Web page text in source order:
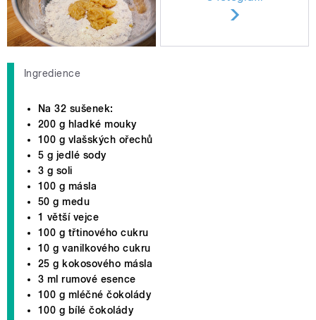
Ingredience
Na 32 sušenek:
200 g hladké mouky
100 g vlašských ořechů
5 g jedlé sody
3 g soli
100 g másla
50 g medu
1 větší vejce
100 g třtinového cukru
10 g vanilkového cukru
25 g kokosového másla
3 ml rumové esence
100 g mléčné čokolády
100 g bílé čokolády